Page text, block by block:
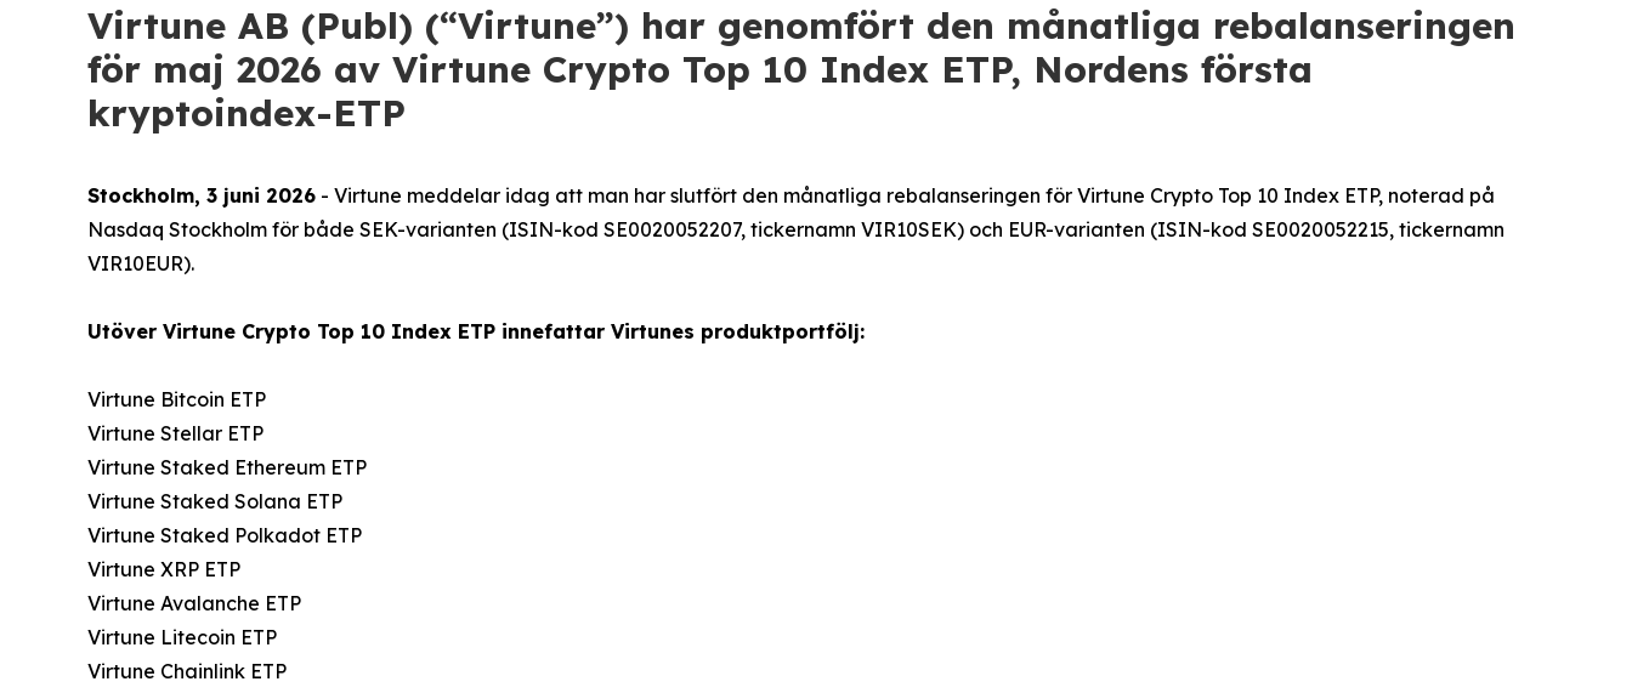
Virtune AB (Publ) (“Virtune”) har genomfört den månatliga rebalanseringen
för maj 2026 av Virtune Crypto Top 10 Index ETP, Nordens första
kryptoindex-ETP
Stockholm, 3 juni 2026 - Virtune meddelar idag att man har slutfört den månatliga rebalanseringen för Virtune Crypto Top 10 Index ETP, noterad på
Nasdaq Stockholm för både SEK-varianten (ISIN-kod SE0020052207, tickernamn VIR10SEK) och EUR-varianten (ISIN-kod SE0020052215, tickernamn
VIR10EUR).
Utöver Virtune Crypto Top 10 Index ETP innefattar Virtunes produktportfölj:
Virtune Bitcoin ETP
Virtune Stellar ETP
Virtune Staked Ethereum ETP
Virtune Staked Solana ETP
Virtune Staked Polkadot ETP
Virtune XRP ETP
Virtune Avalanche ETP
Virtune Litecoin ETP
Virtune Chainlink ETP